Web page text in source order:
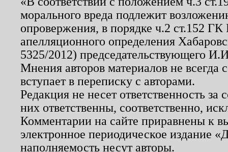
морального вреда подлежит
опровержения, в порядке ч.2 ст.152
апелляционного определения
5325/2012) председательствующего
Мнения авторов материалов не
вступает в переписку с авторами.
Редакция не несет ответственность
них ответственны, соответственно,
Комментарии на сайте приравнены к
электронное периодическое издание
наполняемость несут авторы.